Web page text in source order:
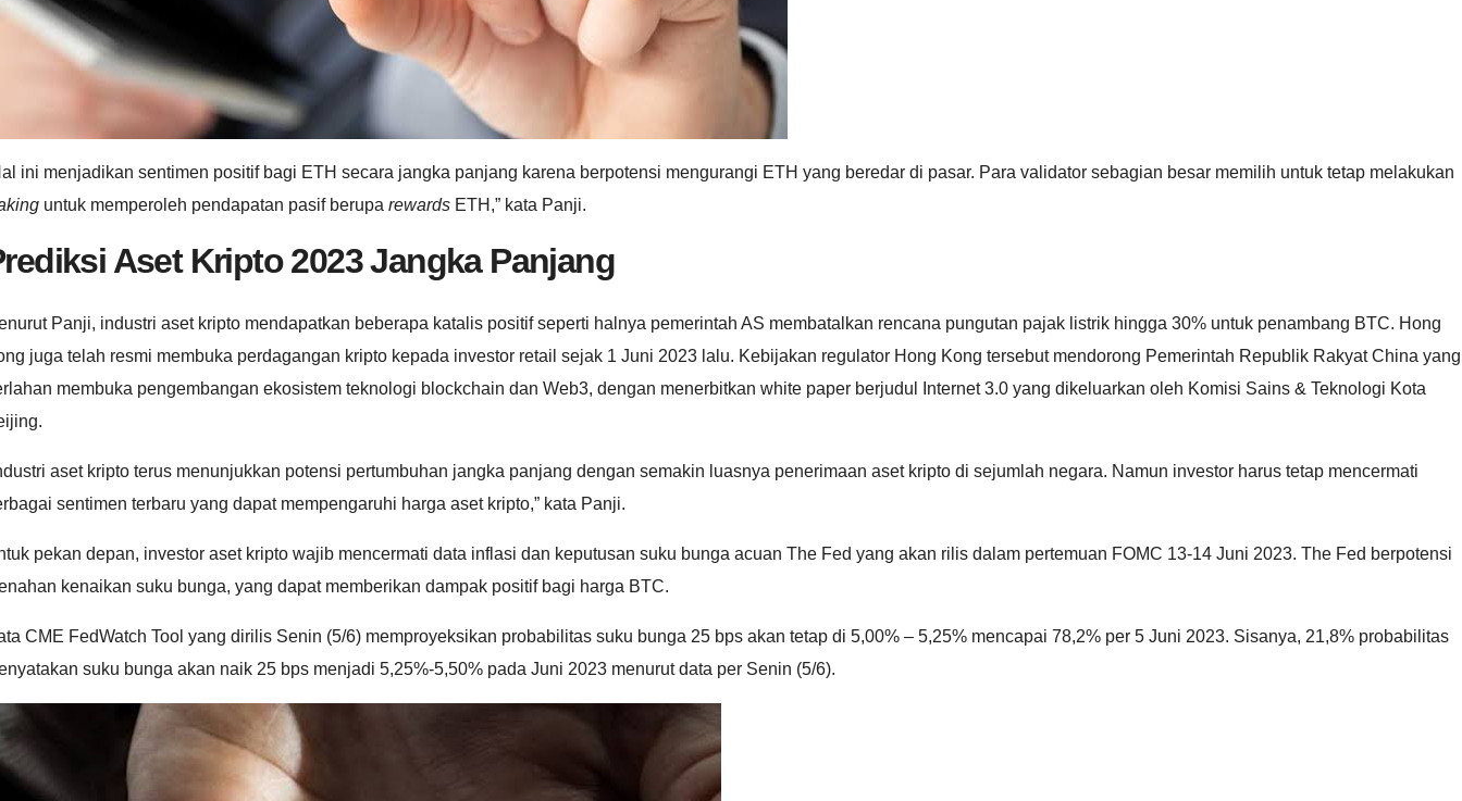
ini menjadikan sentimen positif bagi ETH secara jangka panjang karena berpotensi mengurangi ETH yang beredar di pasar. Para validator sebagian besar memilih untuk tetap melakukan
untuk memperoleh pendapatan pasif berupa rewards ETH,” kata Panji.
Aset Kripto 2023 Jangka Panjang
Panji, industri aset kripto mendapatkan beberapa katalis positif seperti halnya pemerintah AS membatalkan rencana pungutan pajak listrik hingga 30% untuk penambang BTC. Hong
juga telah resmi membuka perdagangan kripto kepada investor retail sejak 1 Juni 2023 lalu. Kebijakan regulator Hong Kong tersebut mendorong Pemerintah Republik Rakyat China yang
membuka pengembangan ekosistem teknologi blockchain dan Web3, dengan menerbitkan white paper berjudul Internet 3.0 yang dikeluarkan oleh Komisi Sains & Teknologi Kota
aset kripto terus menunjukkan potensi pertumbuhan jangka panjang dengan semakin luasnya penerimaan aset kripto di sejumlah negara. Namun investor harus tetap mencermati
sentimen terbaru yang dapat mempengaruhi harga aset kripto,” kata Panji.
pekan depan, investor aset kripto wajib mencermati data inflasi dan keputusan suku bunga acuan The Fed yang akan rilis dalam pertemuan FOMC 13-14 Juni 2023. The Fed berpotensi
kenaikan suku bunga, yang dapat memberikan dampak positif bagi harga BTC.
CME FedWatch Tool yang dirilis Senin (5/6) memproyeksikan probabilitas suku bunga 25 bps akan tetap di 5,00% – 5,25% mencapai 78,2% per 5 Juni 2023. Sisanya, 21,8% probabilitas
suku bunga akan naik 25 bps menjadi 5,25%-5,50% pada Juni 2023 menurut data per Senin (5/6).